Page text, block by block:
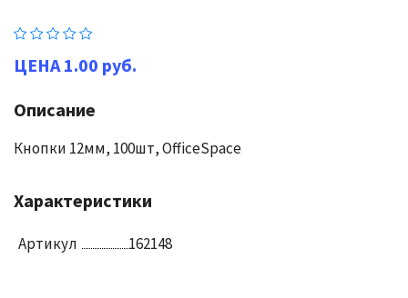
1.00 руб.
Описание
Кнопки 12мм, 100шт, OfficeSpace
Характеристики
Артикул 162148